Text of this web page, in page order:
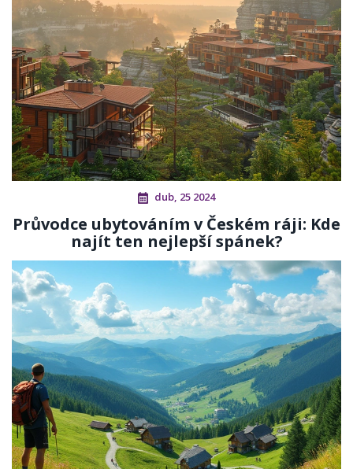
dub, 25 2024
Průvodce ubytováním v Českém ráji: Kde
najít ten nejlepší spánek?